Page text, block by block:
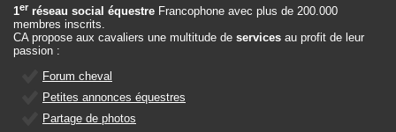
1er réseau social équestre Francophone avec plus de 200.000
membres inscrits.
CA propose aux cavaliers une multitude de services au profit de leur
passion :
Forum cheval
Petites annonces équestres
Partage de photos